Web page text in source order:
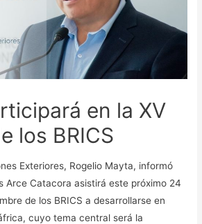
en la XV
los BRICS
Exteriores, Rogelio Mayta, informó
Arce Catacora asistirá este próximo 24
de los BRICS a desarrollarse en
cuyo tema central será la